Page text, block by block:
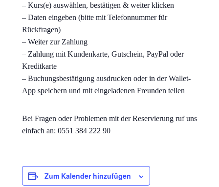
– Kurs(e) auswählen, bestätigen & weiter klicken
– Daten eingeben (bitte mit Telefonnummer für
Rückfragen)
– Weiter zur Zahlung
– Zahlung mit Kundenkarte, Gutschein, PayPal oder
Kreditkarte
– Buchungsbestätigung ausdrucken oder in der Wallet-
App speichern und mit eingeladenen Freunden teilen
Bei Fragen oder Problemen mit der Reservierung ruf uns
einfach an: 0551 384 222 90
Zum Kalender hinzufügen